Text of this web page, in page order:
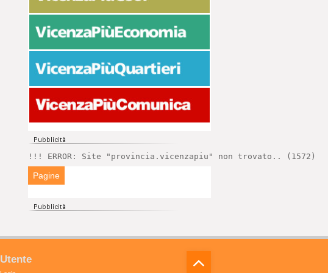
!!! ERROR: Site "provincia.vicenzapiu" non trovato.. (1572)
Pagine
Utente